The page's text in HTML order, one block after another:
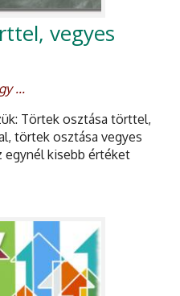
vegyes
...
Törtek osztása törttel,
törtek osztása vegyes
egynél kisebb értéket